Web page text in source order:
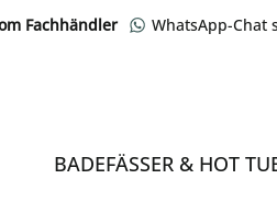
Fachhändler WhatsApp-Chat
BADEFÄSSER & HOT